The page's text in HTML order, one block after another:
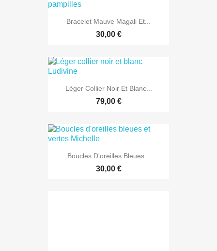
Bracelet Mauve Magali Et...
30,00 €
Léger Collier Noir Et Blanc...
79,00 €
Boucles D'oreilles Bleues...
30,00 €